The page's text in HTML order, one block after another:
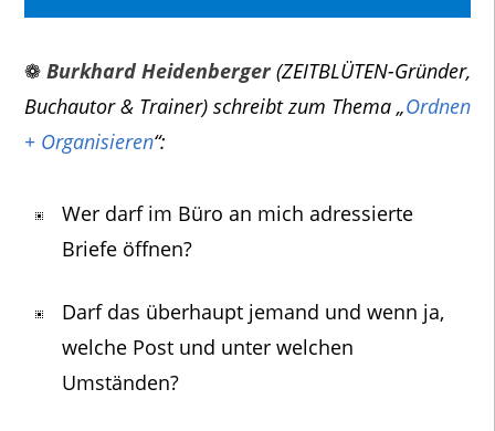
❁ Burkhard Heidenberger(ZEITBLÜTEN-Gründer,
Buchautor & Trainer) schreibt zum Thema „Ordnen
+ Organisieren“:
Wer darf im Büro an mich adressierte
Briefe öffnen?
Darf das überhaupt jemand und wenn ja,
welche Post und unter welchen
Umständen?